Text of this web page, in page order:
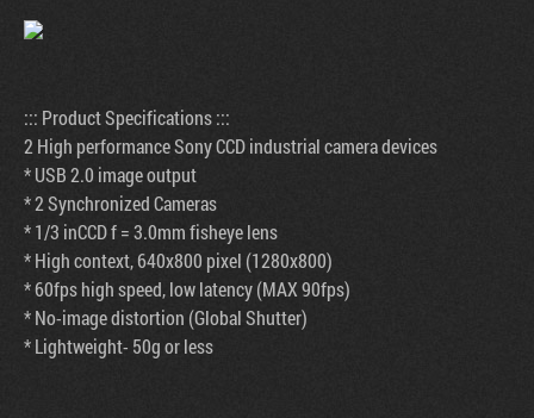
::: Product Specifications :::
2 High performance Sony CCD industrial camera devices
* USB 2.0 image output
* 2 Synchronized Cameras
* 1/3 inCCD f = 3.0mm fisheye lens
* High context, 640x800 pixel (1280x800)
* 60fps high speed, low latency (MAX 90fps)
* No-image distortion (Global Shutter)
* Lightweight- 50g or less